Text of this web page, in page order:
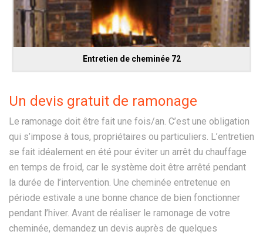
Entretien de cheminée 72
Un devis gratuit de ramonage
Le ramonage doit être fait une fois/an. C’est une obligation
qui s’impose à tous, propriétaires ou particuliers. L’entretien
se fait idéalement en été pour éviter un arrêt du chauffage
en temps de froid, car le système doit être arrêté pendant
la durée de l’intervention. Une cheminée entretenue en
période estivale a une bonne chance de bien fonctionner
pendant l’hiver. Avant de réaliser le ramonage de votre
cheminée, demandez un devis auprès de quelques